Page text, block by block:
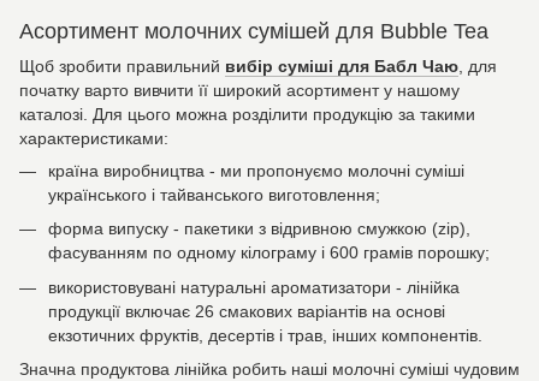
Асортимент молочних сумішей для Bubble Tea
Щоб зробити правильний вибір суміші для Бабл Чаю , для
початку варто вивчити її широкий асортимент у нашому
каталозі. Для цього можна розділити продукцію за такими
характеристиками:
країна виробництва - ми пропонуємо молочні суміші
українського і тайванського виготовлення;
форма випуску - пакетики з відривною смужкою (zip),
фасуванням по одному кілограму і 600 грамів порошку;
використовувані натуральні ароматизатори - лінійка
продукції включає 26 смакових варіантів на основі
екзотичних фруктів, десертів і трав, інших компонентів.
Значна продуктова лінійка робить наші молочні суміші чудовим